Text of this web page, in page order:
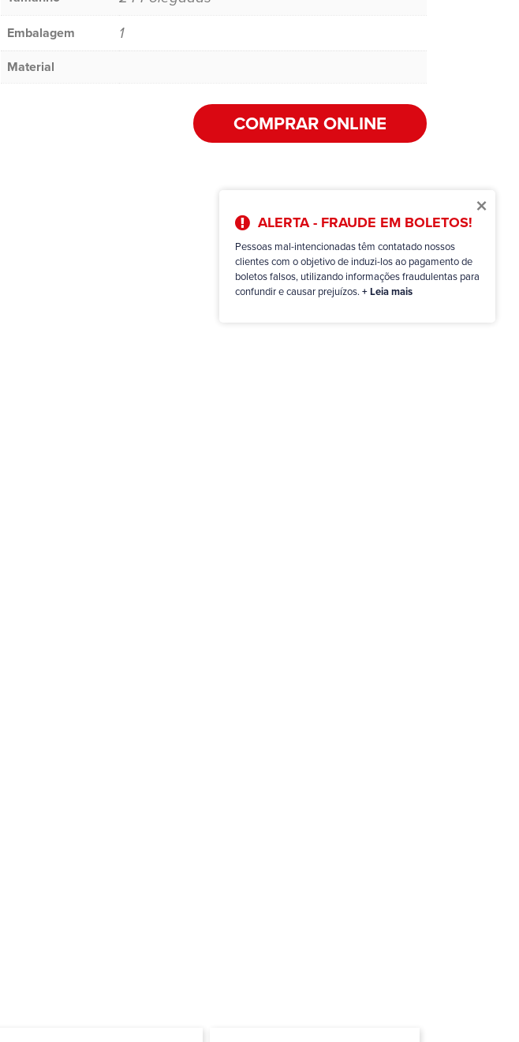
×
ALERTA - FRAUDE EM BOLETOS!
Pessoas mal-intencionadas têm contatado nossos
clientes com o objetivo de induzi-los ao pagamento de
boletos falsos, utilizando informações fraudulentas para
confundir e causar prejuízos. + Leia mais
Embalagem 1
Material
COMPRAR ONLINE